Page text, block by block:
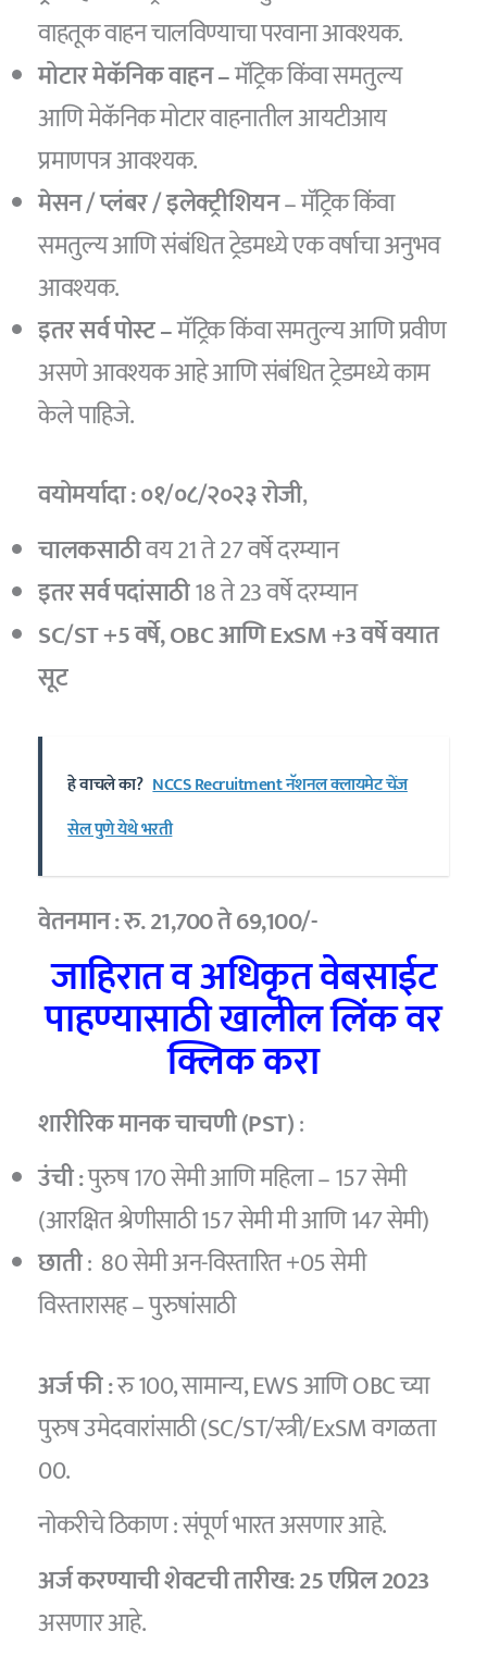
वाहतूक वाहन चालविण्याचा परवाना आवश्यक.
मोटार मेकॅनिक वाहन –मॅट्रिक किंवा समतुल्य
आणि मेकॅनिक मोटार वाहनातील आयटीआय
प्रमाणपत्र आवश्यक.
मेसन / प्लंबर / इलेक्ट्रीशियन– मॅट्रिक किंवा
समतुल्य आणि संबंधित ट्रेडमध्ये एक वर्षाचा अनुभव
आवश्यक.
इतर सर्व पोस्ट –मॅट्रिक किंवा समतुल्य आणि प्रवीण
असणे आवश्यक आहे आणि संबंधित ट्रेडमध्ये काम
केले पाहिजे.
वयोमर्यादा : ०१/०८/२०२३ रोजी,
चालकसाठीवय 21 ते 27 वर्षे दरम्यान
इतर सर्व पदांसाठी18 ते 23 वर्षे दरम्यान
SC/ST +5 वर्षे, OBC आणि ExSM +3 वर्षे वयात
सूट
हे वाचले का? NCCS Recruitment नॅशनल क्लायमेट चेंज
सेल पुणे येथे भरती
वेतनमान : रु. 21,700 ते 69,100/-
जाहिरात व अधिकृत वेबसाईट
पाहण्यासाठी खालील लिंक वर
क्लिक करा
शारीरिक मानक चाचणी (PST):
उंची :पुरुष 170 सेमी आणि महिला – 157 सेमी
(आरक्षित श्रेणीसाठी 157 सेमी मी आणि 147 सेमी)
छाती: 80 सेमी अन-विस्तारित +05 सेमी
विस्तारासह – पुरुषांसाठी
अर्ज फी :रु 100, सामान्य, EWS आणि OBC च्या
पुरुष उमेदवारांसाठी (SC/ST/स्त्री/ExSM वगळता
00.
नोकरीचे ठिकाण : संपूर्ण भारत असणार आहे.
अर्ज करण्याची शेवटची तारीख: 25 एप्रिल 2023
असणार आहे.